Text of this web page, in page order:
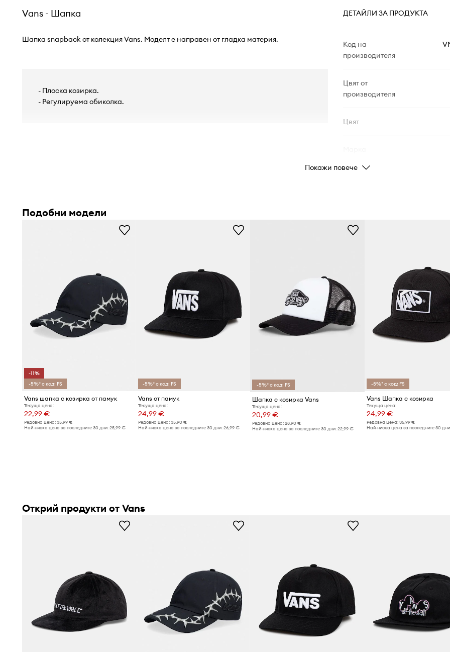
Vans - Шапка
Шапка snapback от колекция Vans. Моделт е направен от гладка материя.
- Плоска козирка.
- Регулируема обиколка.
ДЕТАЙЛИ ЗА ПРОДУКТА
Код на
производителя
Цвят от
производителя
Цвят
Покажи повече
Подобни модели
-11%
-5%* с код: FS
Vans шапка с козирка от памук
Текуща цена:
22,99 €
Редовна цена: 35,99 €
Най-ниска цена за последните 30 дни: 25,99 €
-5%* с код: FS
Vans от памук
Текуща цена:
24,99 €
Редовна цена:35,90 €
Най-ниска цена за последните 30 дни:26,99 €
-5%* с код: FS
Шапка с козирка Vans
Текуща цена:
20,99 €
Редовна цена: 28,90 €
Най-ниска цена за последните 30 дни: 22,99 €
-5%* с код: FS
Vans Шапка с козирка
Текуща цена:
24,99 €
Редовна цена: 35,99 €
Най-ниска цена за последните 30
Открий продукти от Vans